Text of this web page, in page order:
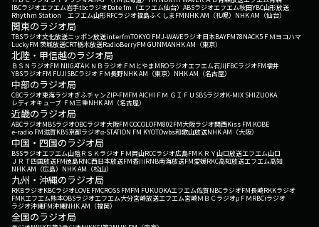
IBCラジオエフエム岩手tbcラジオDate fm（エフエム仙台） ABSラジオエフエム秋田YBC山形放送
Rhythm Station エフエム山形RFCラジオ福島ふくしまFMNHK AM（札幌） NHK AM（仙台）
関東のラジオ局
TBSラジオ文化放送ニッポン放送interfmTOKYO FMJ-WAVEラジオ日本BAYFM78NACK5 ＦＭヨコハマ
LuckyFM 茨城放送CRT栃木放送RadioBerryFM GUNMANHK AM（東京）
北陸・甲信越のラジオ局
ＢＳＮラジオFM NIIGATAＫＮＢラジオ ＦＭとやまMROラジオエフエム石川FBCラジオFM福井
YBSラジオFM FUJISBCラジオ ＦＭ長野NHK AM（東京） NHK AM（名古屋）
中部のラジオ局
CBCラジオ東海ラジオぎふチャンZIP-FMFM AICHI ＦＭ ＧＩＦＵ SBSラジオK-MIX SHIZUOKA
レディオキューブ ＦＭ三重NHK AM（名古屋）
近畿のラジオ局
ABCラジオMBSラジオOBCラジオ大阪FM COCOLOFM802FM大阪ラジオ関西Kiss FM KOBE
e-radio FM滋賀KBS京都ラジオα-STATION FM KYOTOwbs和歌山放送NHK AM（大阪）
中国・四国のラジオ局
BSSラジオエフエム山陰ＲＳＫラジオ ＦＭ岡山RCCラジオ広島FM ＫＲＹ山口放送エフエム山口
ＪＲＴ四国放送FM徳島RNC西日本放送FM香川RNB南海放送FM愛媛RKC高知放送エフエム高知
NHK AM（広島） NHK AM（松山）
九州・沖縄のラジオ局
RKBラジオKBCラジオLOVE FMCROSS FMFM FUKUOKAエフエム佐賀NBCラジオFM長崎RKKラジオ
FMKエフエム熊本OBSラジオエフエム大分宮崎放送エフエム宮崎ＭＢＣラジオμＦＭRBCiラジオ
ラジオ沖縄FM沖縄NHK AM（福岡）
全国のラジオ局